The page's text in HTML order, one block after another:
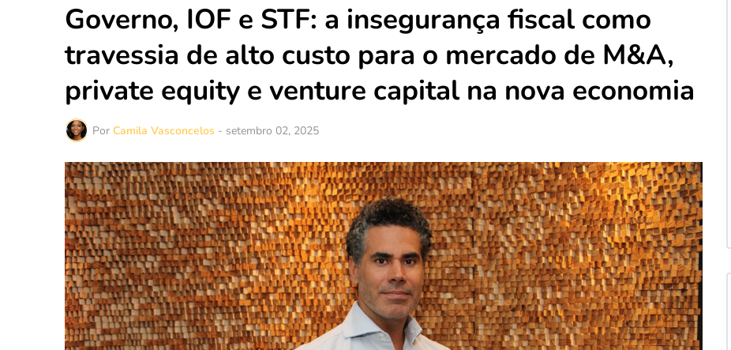
Governo, IOF e STF: a insegurança fiscal como
travessia de alto custo para o mercado de M&A,
private equity e venture capital na nova economia
Por Camila Vasconcelos - setembro 02, 2025